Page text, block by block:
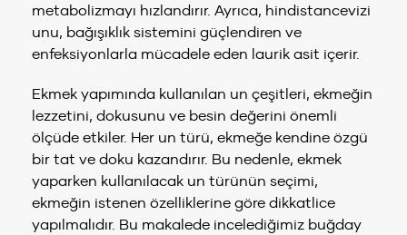
metabolizmayı hızlandırır. Ayrıca, hindistancevizi
unu, bağışıklık sistemini güçlendiren ve
enfeksiyonlarla mücadele eden laurik asit içerir.
Ekmek yapımında kullanılan un çeşitleri, ekmeğin
lezzetini, dokusunu ve besin değerini önemli
ölçüde etkiler. Her un türü, ekmeğe kendine özgü
bir tat ve doku kazandırır. Bu nedenle, ekmek
yaparken kullanılacak un türünün seçimi,
ekmeğin istenen özelliklerine göre dikkatlice
yapılmalıdır. Bu makalede incelediğimiz buğday